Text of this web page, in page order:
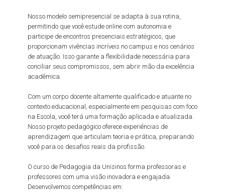
Nosso modelo semipresencial se adapta à sua rotina,
permitindo que você estude online com autonomia e
participe de encontros presenciais estratégicos, que
proporcionam vivências incríveis no campus e nos cenários
de atuação. Isso garante a flexibilidade necessária para
conciliar seus compromissos, sem abrir mão da excelência
acadêmica.
Com um corpo docente altamente qualificado e atuante no
contexto educacional, especialmente em pesquisas com foco
na Escola, você terá uma formação aplicada e atualizada.
Nosso projeto pedagógico oferece experiências de
aprendizagem que articulam teoria e prática, preparando
você para os desafios reais da profissão.
O curso de Pedagogia da Unisinos forma professoras e
professores com uma visão inovadora e engajada.
Desenvolvemos competências em: